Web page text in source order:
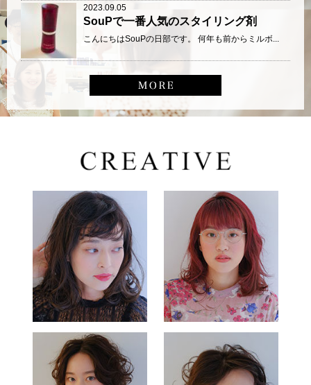
2023.09.05
SouPで一番人気のスタイリング剤
こんにちはSouPの日部です。 何年も前からミルボ...